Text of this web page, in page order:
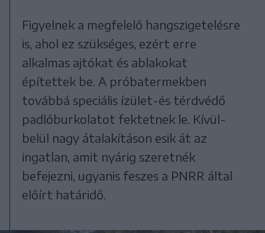
Figyelnek a megfelelő hangszigetelésre
is, ahol ez szükséges, ezért erre
alkalmas ajtókat és ablakokat
építettek be. A próbatermekben
továbbá speciális ízület-és térdvédő
padlóburkolatot fektetnek le. Kívül-
belül nagy átalakításon esik át az
ingatlan, amit nyárig szeretnék
befejezni, ugyanis feszes a PNRR által
előírt határidő.